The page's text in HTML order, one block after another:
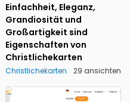
Einfachheit, Eleganz,
Grandiosität und
Großartigkeit sind
Eigenschaften von
Christlichekarten
Christlichekarten 29 ansichten